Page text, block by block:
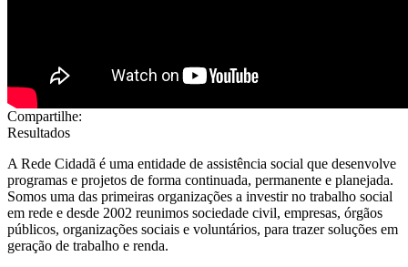
Compartilhe:
Resultados
A Rede Cidadã é uma entidade de assistência social que desenvolve
programas e projetos de forma continuada, permanente e planejada.
Somos uma das primeiras organizações a investir no trabalho social
em rede e desde 2002 reunimos sociedade civil, empresas, órgãos
públicos, organizações sociais e voluntários, para trazer soluções em
geração de trabalho e renda.